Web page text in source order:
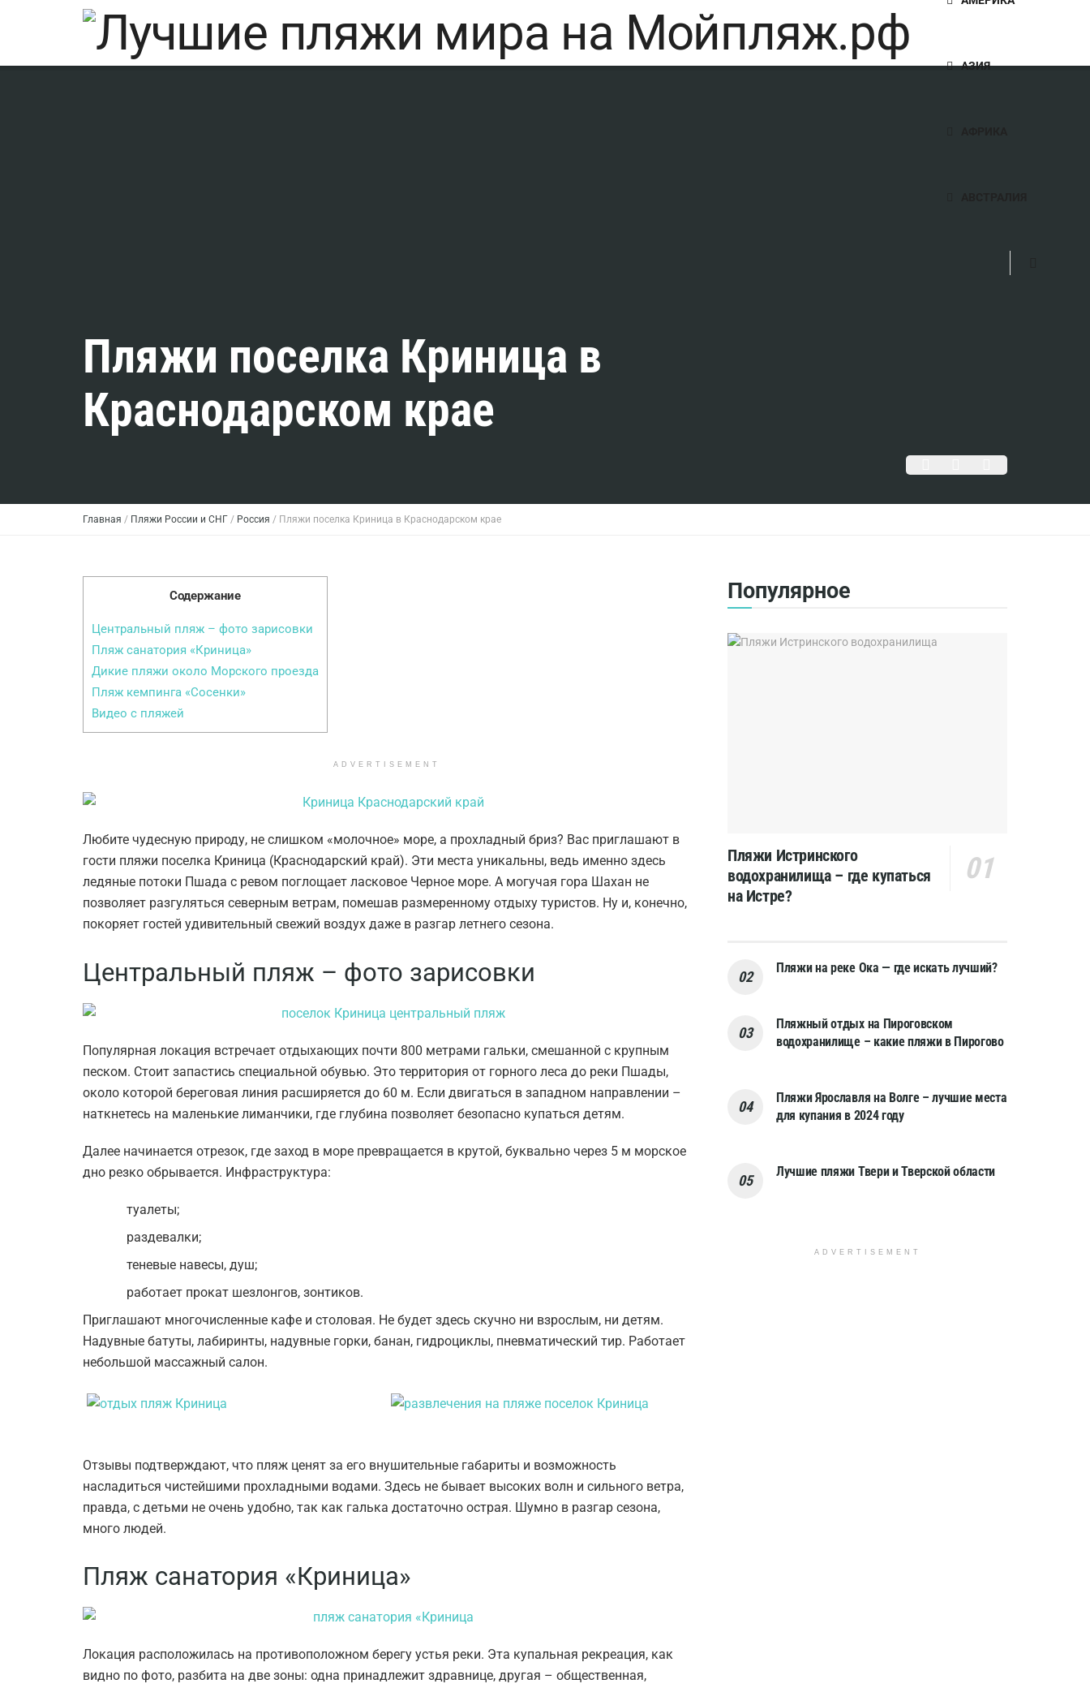
АЗИЯ
Пляжи поселка Криница в
Краснодарском крае
Главная / Пляжи России и СНГ / Россия / Пляжи поселка Криница в Краснодарском крае
Содержание
Центральный пляж – фото зарисовки
Пляж санатория «Криница»
Дикие пляжи около Морского проезда
Пляж кемпинга «Сосенки»
Видео с пляжей
ADVERTISEMENT
Любите чудесную природу, не слишком «молочное» море, а прохладный бриз? Вас приглашают в
гости пляжи поселка Криница (Краснодарский край). Эти места уникальны, ведь именно здесь
ледяные потоки Пшада с ревом поглощает ласковое Черное море. А могучая гора Шахан не
позволяет разгуляться северным ветрам, помешав размеренному отдыху туристов. Ну и, конечно,
покоряет гостей удивительный свежий воздух даже в разгар летнего сезона.
Центральный пляж – фото зарисовки
Популярная локация встречает отдыхающих почти 800 метрами гальки, смешанной с крупным
песком. Стоит запастись специальной обувью. Это территория от горного леса до реки Пшады,
около которой береговая линия расширяется до 60 м. Если двигаться в западном направлении –
наткнетесь на маленькие лиманчики, где глубина позволяет безопасно купаться детям.
Далее начинается отрезок, где заход в море превращается в крутой, буквально через 5 м морское
дно резко обрывается. Инфраструктура:
туалеты;
раздевалки;
теневые навесы, душ;
работает прокат шезлонгов, зонтиков.
Приглашают многочисленные кафе и столовая. Не будет здесь скучно ни взрослым, ни детям.
Надувные батуты, лабиринты, надувные горки, банан, гидроциклы, пневматический тир. Работает
небольшой массажный салон.
Отзывы подтверждают, что пляж ценят за его внушительные габариты и возможность
насладиться чистейшими прохладными водами. Здесь не бывает высоких волн и сильного ветра,
правда, с детьми не очень удобно, так как галька достаточно острая. Шумно в разгар сезона,
много людей.
Пляж санатория «Криница»
Локация расположилась на противоположном берегу устья реки. Эта купальная рекреация, как
видно по фото, разбита на две зоны: одна принадлежит здравнице, другая – общественная,
Популярное
Пляжи Истринского
водохранилища – где купаться
на Истре?
Пляжи на реке Ока — где искать лучший?
Пляжный отдых на Пироговском
водохранилище – какие пляжи в Пирогово
Пляжи Ярославля на Волге – лучшие места
для купания в 2024 году
Лучшие пляжи Твери и Тверской области
ADVERTISEMENT